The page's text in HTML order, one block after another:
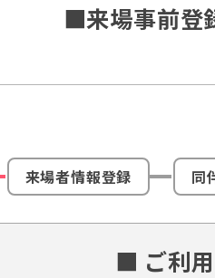
■来場事前登
来場者情報登録 同
■ ご利